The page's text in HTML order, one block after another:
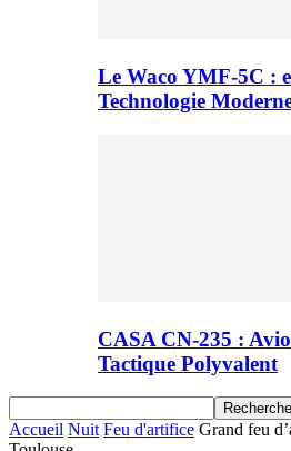
Le Waco YMF-5C :
Technologie
CASA CN-235 :
Tactique Polyvalent
Accueil Nuit Feu d'artifice Grand feu